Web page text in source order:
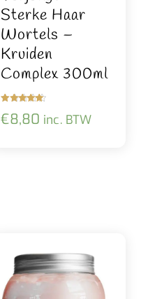
Sterke Haar
Wortels –
Kruiden
Complex 300ml
d
5.00
€8,80 inc. BTW